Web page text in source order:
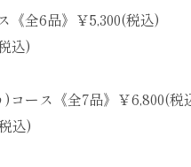
全6品》￥5,300(税込)
込)
ース《全7品》￥6,800(税
込)